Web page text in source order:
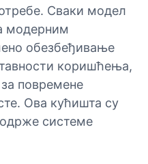
Сваки модел
модерним
обезбеђивање
коришћења,
повремене
Ова кућишта су
системе